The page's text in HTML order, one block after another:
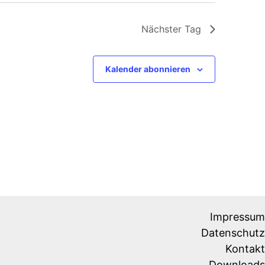
Nächster Tag
Kalender abonnieren
Impressum
Datenschutz
Kontakt